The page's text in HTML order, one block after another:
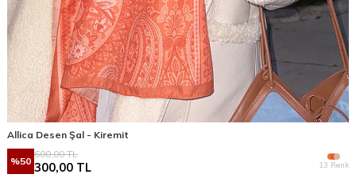
Allica Desen Şal - Kiremit
%50
600,00TL
300,00 TL 13 Renk